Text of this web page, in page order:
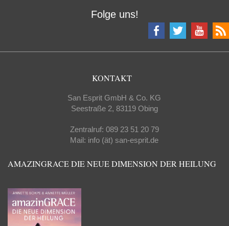
Folge uns!
KONTAKT
San Esprit GmbH & Co. KG
Seestraße 2, 83119 Obing
Zentralruf: 089 23 51 20 79
Mail: info (ät) san-esprit.de
AMAZINGRACE DIE NEUE DIMENSION DER HEILUNG